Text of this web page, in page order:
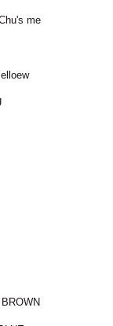
me
BROWN